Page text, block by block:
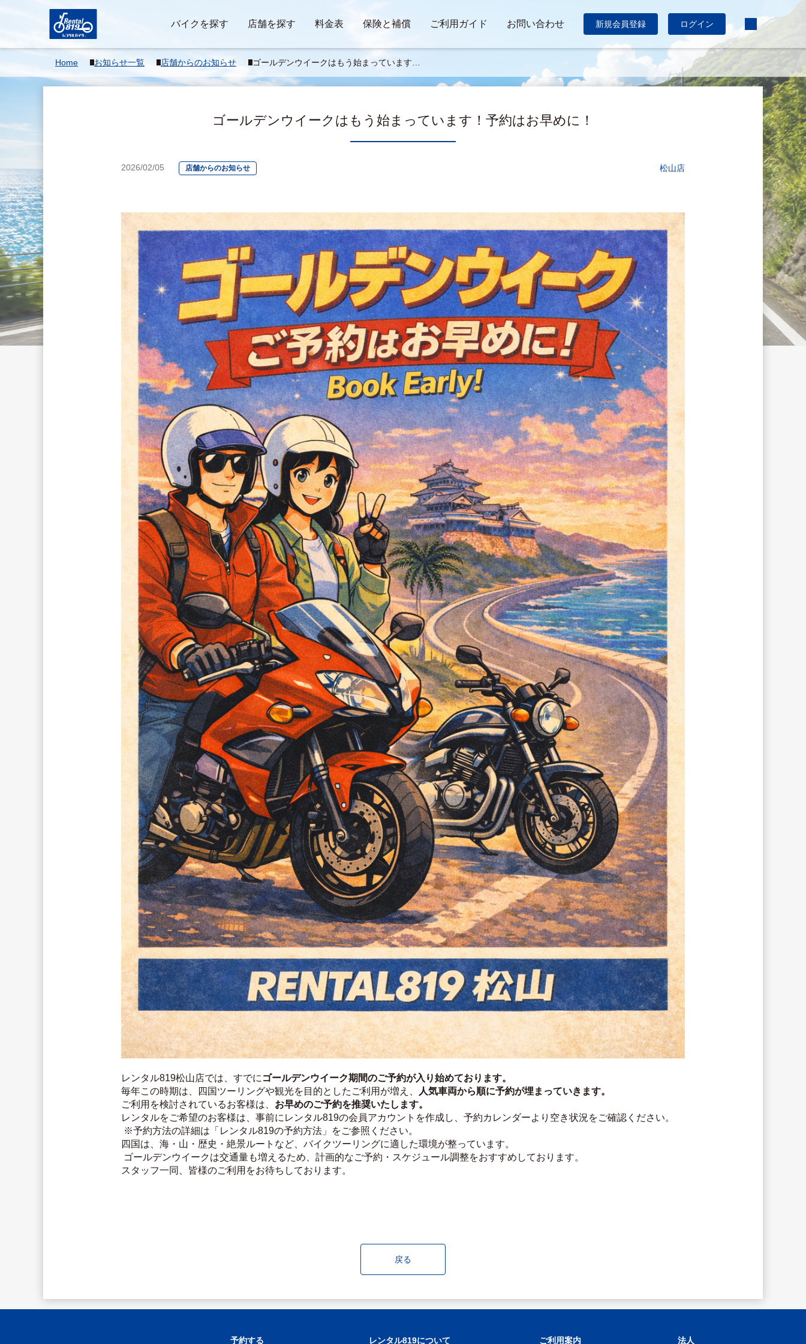
バイクを探す 店舗を探す 料金表 保険と補償 ご利用ガイド お問い合わせ 新規会員登録 ログイン
Home お知らせ一覧 店舗からのお知らせ
ゴールデンウイークはもう始まっています！
予約はお早めに！
ゴールデンウイークはもう始まっています！予約はお早めに！
2026/02/05 店舗からのお知らせ 松山店
レンタル819松山店では、すでに ゴールデンウイーク期間のご予約が入り始めております。
毎年この時期は、四国ツーリングや観光を目的としたご利用が増え、
人気車両から順に予約が埋まっていきます。
ご利用を検討されているお客様は、 お早めのご予約を推奨いたします。
レンタルをご希望のお客様は、事前にレンタル819の会員アカウントを作成し、予約カレンダーより空き状況をご確認ください。
※予約方法の詳細は「レンタル819の予約方法」をご参照ください。
四国は、海・山・歴史・絶景ルートなど、バイクツーリングに適した環境が整っています。
ゴールデンウイークは交通量も増えるため、計画的なご予約・スケジュール調整をおすすめしております。
スタッフ一同、皆様のご利用をお待ちしております。
戻る
予約する レンタル819について ご利用案内 法人